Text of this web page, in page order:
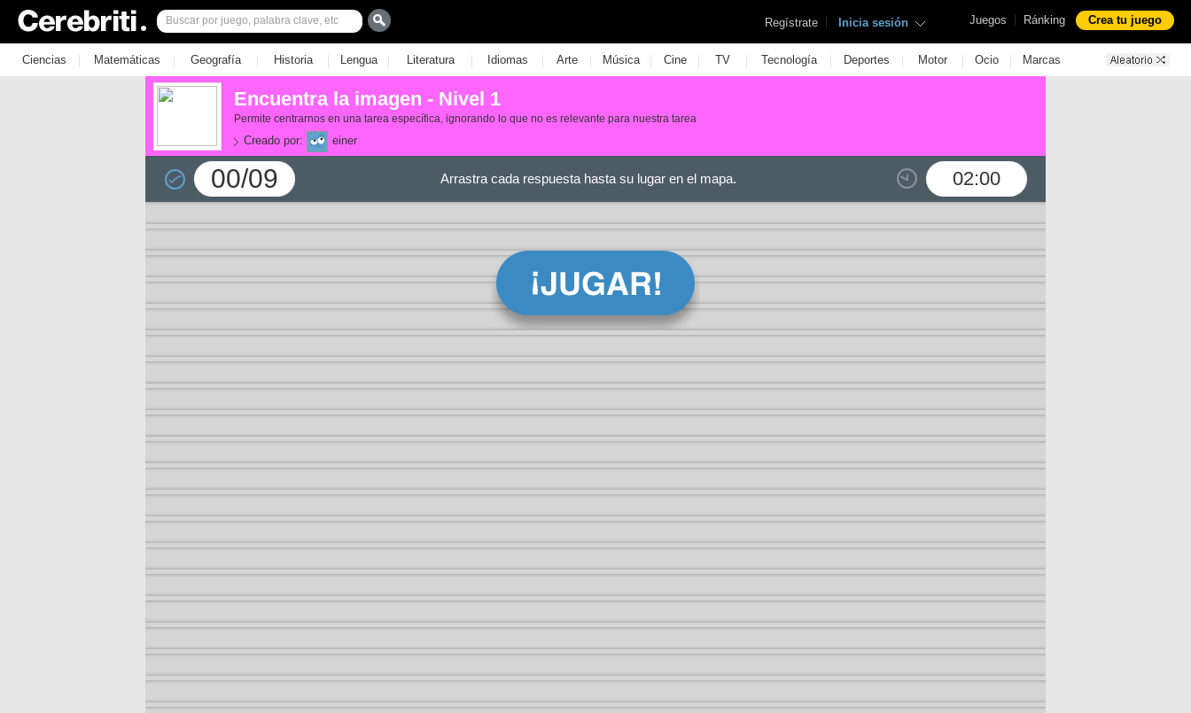
Juegos | Ránking Crea tu juego
Regístrate | Inicia sesión
Ciencias | Matemáticas | Geografía | Historia | Lengua | Literatura | Idiomas | Arte | Música | Cine | TV | Tecnología | Deportes | Motor | Ocio | Marcas
Encuentra la imagen - Nivel 1
Permite centrarnos en una tarea específica, ignorando lo que no es relevante para nuestra tarea
Creado por: einer
00/09 02:00
Arrastra cada respuesta hasta su lugar en el mapa.